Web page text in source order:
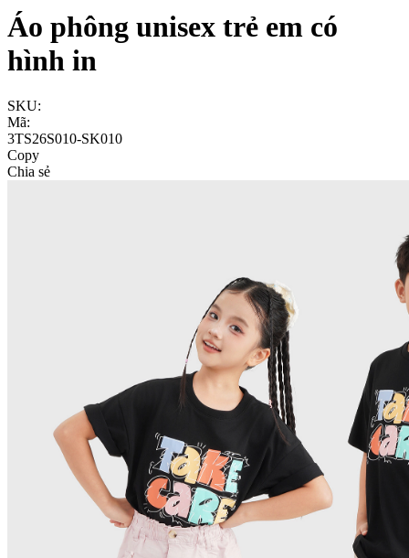
Áo phông unisex trẻ em có
hình in
SKU:
Mã:
3TS26S010-SK010
Copy
Chia sẻ